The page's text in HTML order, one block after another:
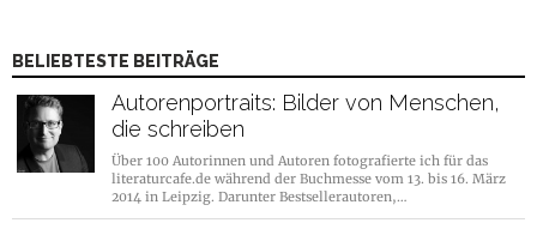
BELIEBTESTE BEITRÄGE
Autorenportraits: Bilder von Menschen,
die schreiben
Über 100 Autorinnen und Autoren fotografierte ich für das
literaturcafe.de während der Buchmesse vom 13. bis 16. März
2014 in Leipzig. Darunter Bestsellerautoren,…